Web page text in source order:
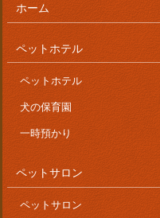
ホーム
ペットホテル
ペットホテル
犬の保育園
一時預かり
ペットサロン
ペットサロン